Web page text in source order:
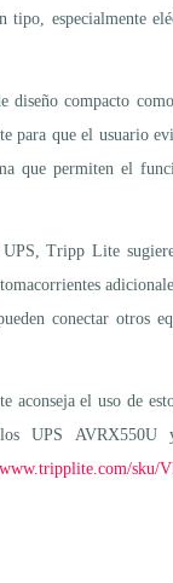
especialmente
compacto
para que el usuario
que permiten el
Tripp Lite
conectar otros
el uso de
UPS AVRX550U
sku/